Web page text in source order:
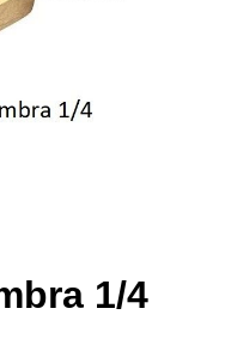
1/4